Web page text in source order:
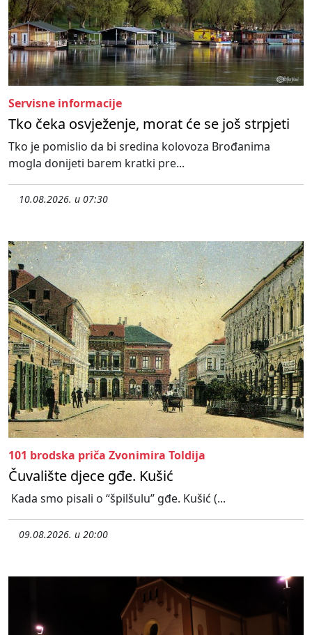
Servisne informacije
Tko čeka osvježenje, morat će se još strpjeti
Tko je pomislio da bi sredina kolovoza Brođanima
mogla donijeti barem kratki pre...
10.08.2026. u 07:30
101 brodska priča Zvonimira Toldija
Čuvalište djece gđe. Kušić
Kada smo pisali o “špilšulu” gđe. Kušić (...
09.08.2026. u 20:00